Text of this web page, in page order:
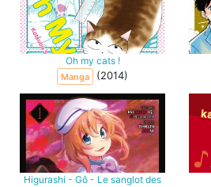
Oh my cats !
Manga (2014)
Higurashi - Gô - Le sanglot des